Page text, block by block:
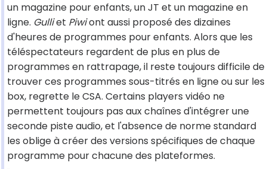
un magazine pour enfants, un JT et un magazine en
ligne. Gulliet Piwiont aussi proposé des dizaines
d'heures de programmes pour enfants. Alors que les
téléspectateurs regardent de plus en plus de
programmes en rattrapage, il reste toujours difficile de
trouver ces programmes sous-titrés en ligne ou sur les
box, regrette le CSA. Certains players vidéo ne
permettent toujours pas aux chaînes d'intégrer une
seconde piste audio, et l'absence de norme standard
les oblige à créer des versions spécifiques de chaque
programme pour chacune des plateformes.